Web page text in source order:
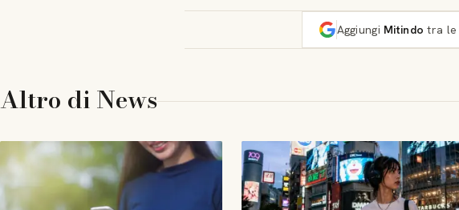
Aggiungi Mitindo tra le
Altro diNews